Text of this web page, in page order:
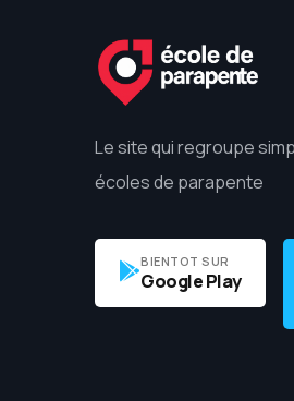
Le site qui regroupe
écoles de parapente
BIENTOT SUR
Google Play